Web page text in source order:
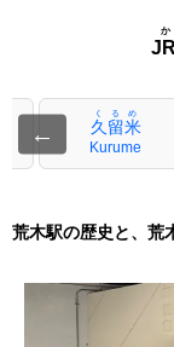
← 久留米
くるめ
Kurume
荒木駅の歴史と、荒